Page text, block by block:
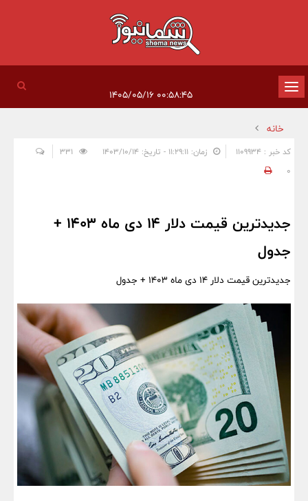
تغییر
وضعیت
ناوبری
خانه
کد خبر : 1109934 زمان: ۱۱:۲۹:۱۱ - تاریخ: ۱۴۰۳/۱۰/۱۴
0
جدیدترین قیمت دلار 14 دی ماه 1403 +
جدول
جدیدترین قیمت دلار 14 دی ماه 1403 + جدول